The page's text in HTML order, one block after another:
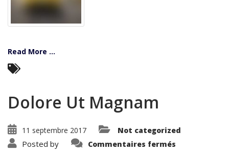
Read More ...
Dolore Ut Magnam
11 septembre 2017 Not categorized
Posted by Commentaires fermés